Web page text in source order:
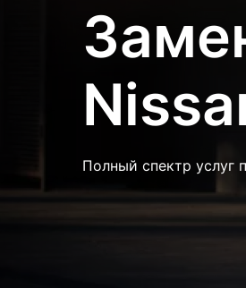
Полный спектр услуг